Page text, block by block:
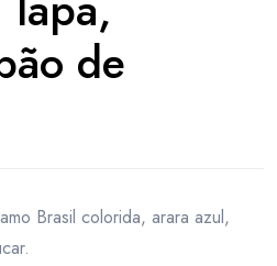
de
Brasil colorida, arara azul,